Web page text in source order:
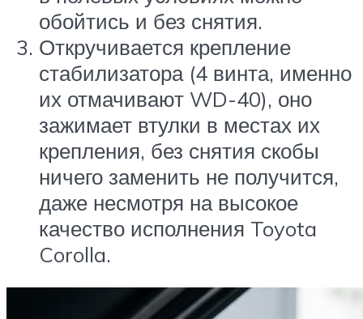
обойтись и без снятия.
Откручивается крепление
стабилизатора (4 винта, именно
их отмачивают WD-40), оно
зажимает втулки в местах их
крепления, без снятия скобы
ничего заменить не получится,
даже несмотря на высокое
качество исполнения Toyota
Corolla.